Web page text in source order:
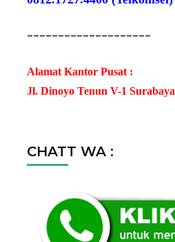
--------------------
Alamat Kantor Pusat :
Jl. Dinoyo Tenun V-1 Surabaya
CHATT WA :